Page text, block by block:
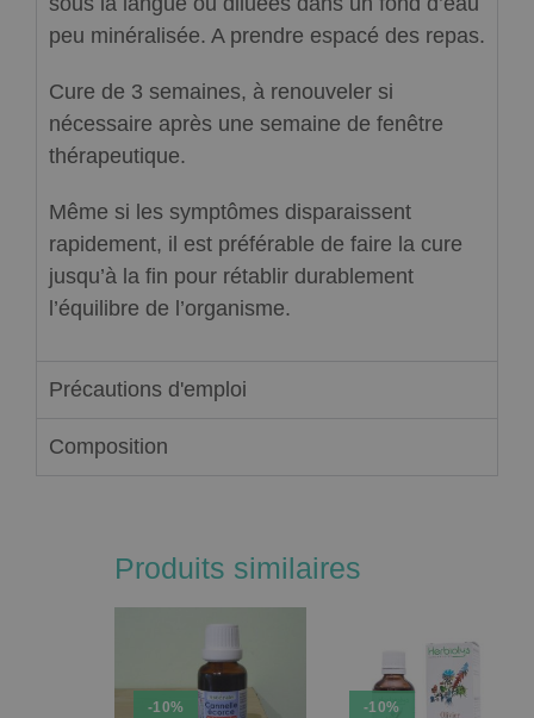
peu minéralisée. A prendre espacé des repas.
Cure de 3 semaines, à renouveler si
nécessaire après une semaine de fenêtre
thérapeutique.
Même si les symptômes disparaissent
rapidement, il est préférable de faire la cure
jusqu’à la fin pour rétablir durablement
l’équilibre de l’organisme.
Précautions d'emploi
Composition
Produits similaires
-10% -10%